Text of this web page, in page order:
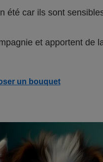
été car ils sont
et apportent de
un bouquet